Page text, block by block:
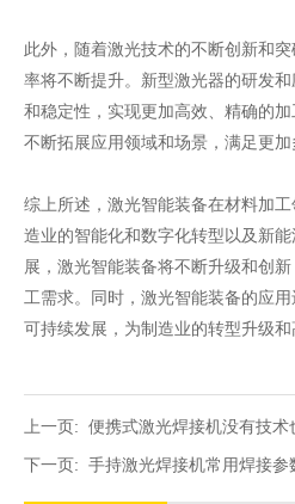
此外，随着激光技术的不断创新和
率将不断提升。新型激光器的研发
和稳定性，实现更加高效、精确的
不断拓展应用领域和场景，满足更加
综上所述，激光智能装备在材料加
造业的智能化和数字化转型以及新
展，激光智能装备将不断升级和创
工需求。同时，激光智能装备的应
可持续发展，为制造业的转型升级和
上一页: 便携式激光焊接机没有技术
下一页: 手持激光焊接机常用焊接参